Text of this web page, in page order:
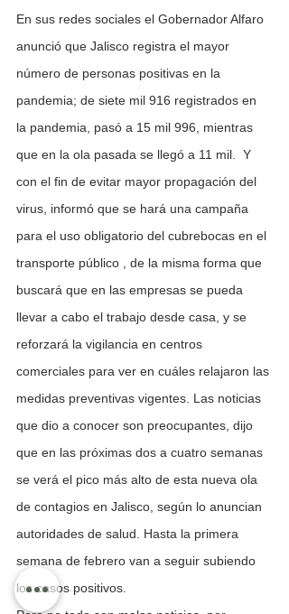
En sus redes sociales el Gobernador Alfaro
anunció que Jalisco registra el mayor
número de personas positivas en la
pandemia; de siete mil 916 registrados en
la pandemia, pasó a 15 mil 996, mientras
que en la ola pasada se llegó a 11 mil.  Y
con el fin de evitar mayor propagación del
virus, informó que se hará una campaña
para el uso obligatorio del cubrebocas en el
transporte público , de la misma forma que
buscará que en las empresas se pueda
llevar a cabo el trabajo desde casa, y se
reforzará la vigilancia en centros
comerciales para ver en cuáles relajaron las
medidas preventivas vigentes. Las noticias
que dio a conocer son preocupantes, dijo
que en las próximas dos a cuatro semanas
se verá el pico más alto de esta nueva ola
de contagios en Jalisco, según lo anuncian
autoridades de salud. Hasta la primera
semana de febrero van a seguir subiendo
los casos positivos.